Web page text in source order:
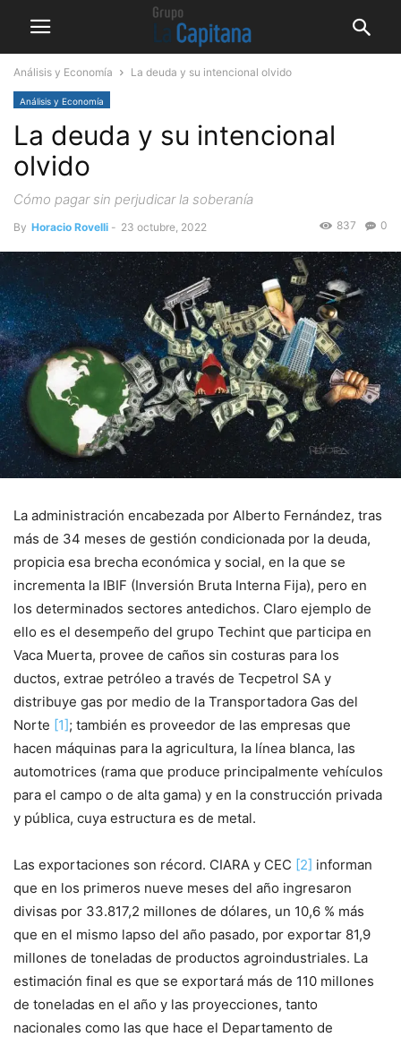
Análisis y Economía La deuda y su intencional olvido
Análisis y Economía
La deuda y su intencional
olvido
Cómo pagar sin perjudicar la soberanía
By Horacio Rovelli - 23 octubre, 2022 0
837
La administración encabezada por Alberto Fernández, tras
más de 34 meses de gestión condicionada por la deuda,
propicia esa brecha económica y social, en la que se
incrementa la IBIF (Inversión Bruta Interna Fija), pero en
los determinados sectores antedichos. Claro ejemplo de
ello es el desempeño del grupo Techint que participa en
Vaca Muerta, provee de caños sin costuras para los
ductos, extrae petróleo a través de Tecpetrol SA y
distribuye gas por medio de la Transportadora Gas del
Norte [1]; también es proveedor de las empresas que
hacen máquinas para la agricultura, la línea blanca, las
automotrices (rama que produce principalmente vehículos
para el campo o de alta gama) y en la construcción privada
y pública, cuya estructura es de metal.
Las exportaciones son récord. CIARA y CEC [2] informan
que en los primeros nueve meses del año ingresaron
divisas por 33.817,2 millones de dólares, un 10,6 % más
que en el mismo lapso del año pasado, por exportar 81,9
millones de toneladas de productos agroindustriales. La
estimación final es que se exportará más de 110 millones
de toneladas en el año y las proyecciones, tanto
nacionales como las que hace el Departamento de